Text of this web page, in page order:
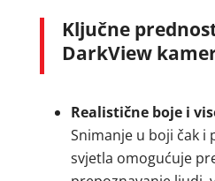
Ključne
DarkView
Realistične boje i
Snimanje u boji čak i
svjetla omogućuje